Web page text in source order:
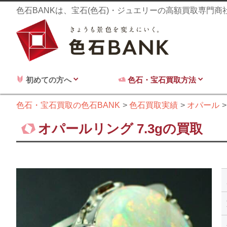
色石BANKは、宝石(色石)・ジュエリーの高額買取専門
初めての方へ 色石・宝石買取方法
色石・宝石買取の色石BANK 色石買取実績 オパール
オパールリング 7.3gの買取